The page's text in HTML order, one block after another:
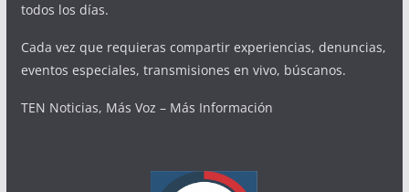
todos los días.
Cada vez que requieras compartir experiencias, denuncias,
eventos especiales, transmisiones en vivo, búscanos.
TEN Noticias, Más Voz – Más Información